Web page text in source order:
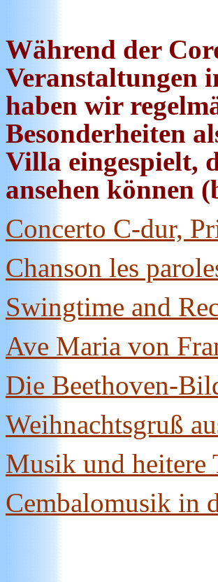
Während der
Veranstaltungen
haben wir
Besonderheiten
Villa eingespielt,
ansehen können
Concerto C-dur,
Chanson les
Swingtime and
Ave Maria von
Die Beethoven-
Weihnachtsgruß
Musik und heitere
Cembalomusik in